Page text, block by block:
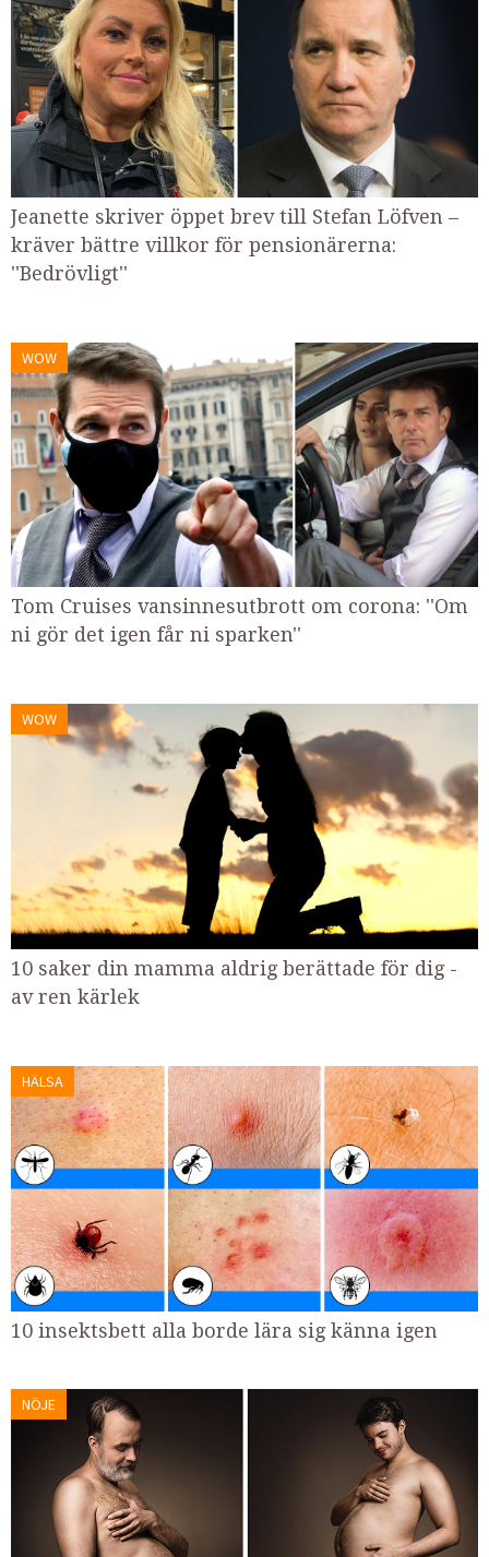
Jeanette skriver öppet brev till Stefan Löfven –
kräver bättre villkor för pensionärerna:
''Bedrövligt''
WOW
Tom Cruises vansinnesutbrott om corona: ''Om
ni gör det igen får ni sparken''
WOW
10 saker din mamma aldrig berättade för dig -
av ren kärlek
HÄLSA
10 insektsbett alla borde lära sig känna igen
NÖJE